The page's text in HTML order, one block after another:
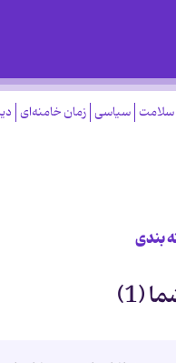
سلامت سیاسی زمان خامنه‌ای
بندی
(1)